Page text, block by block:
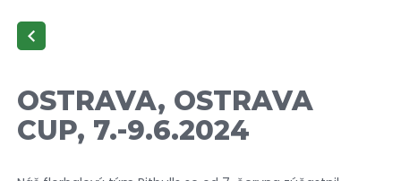
OSTRAVA, OSTRAVA
CUP, 7.-9.6.2024